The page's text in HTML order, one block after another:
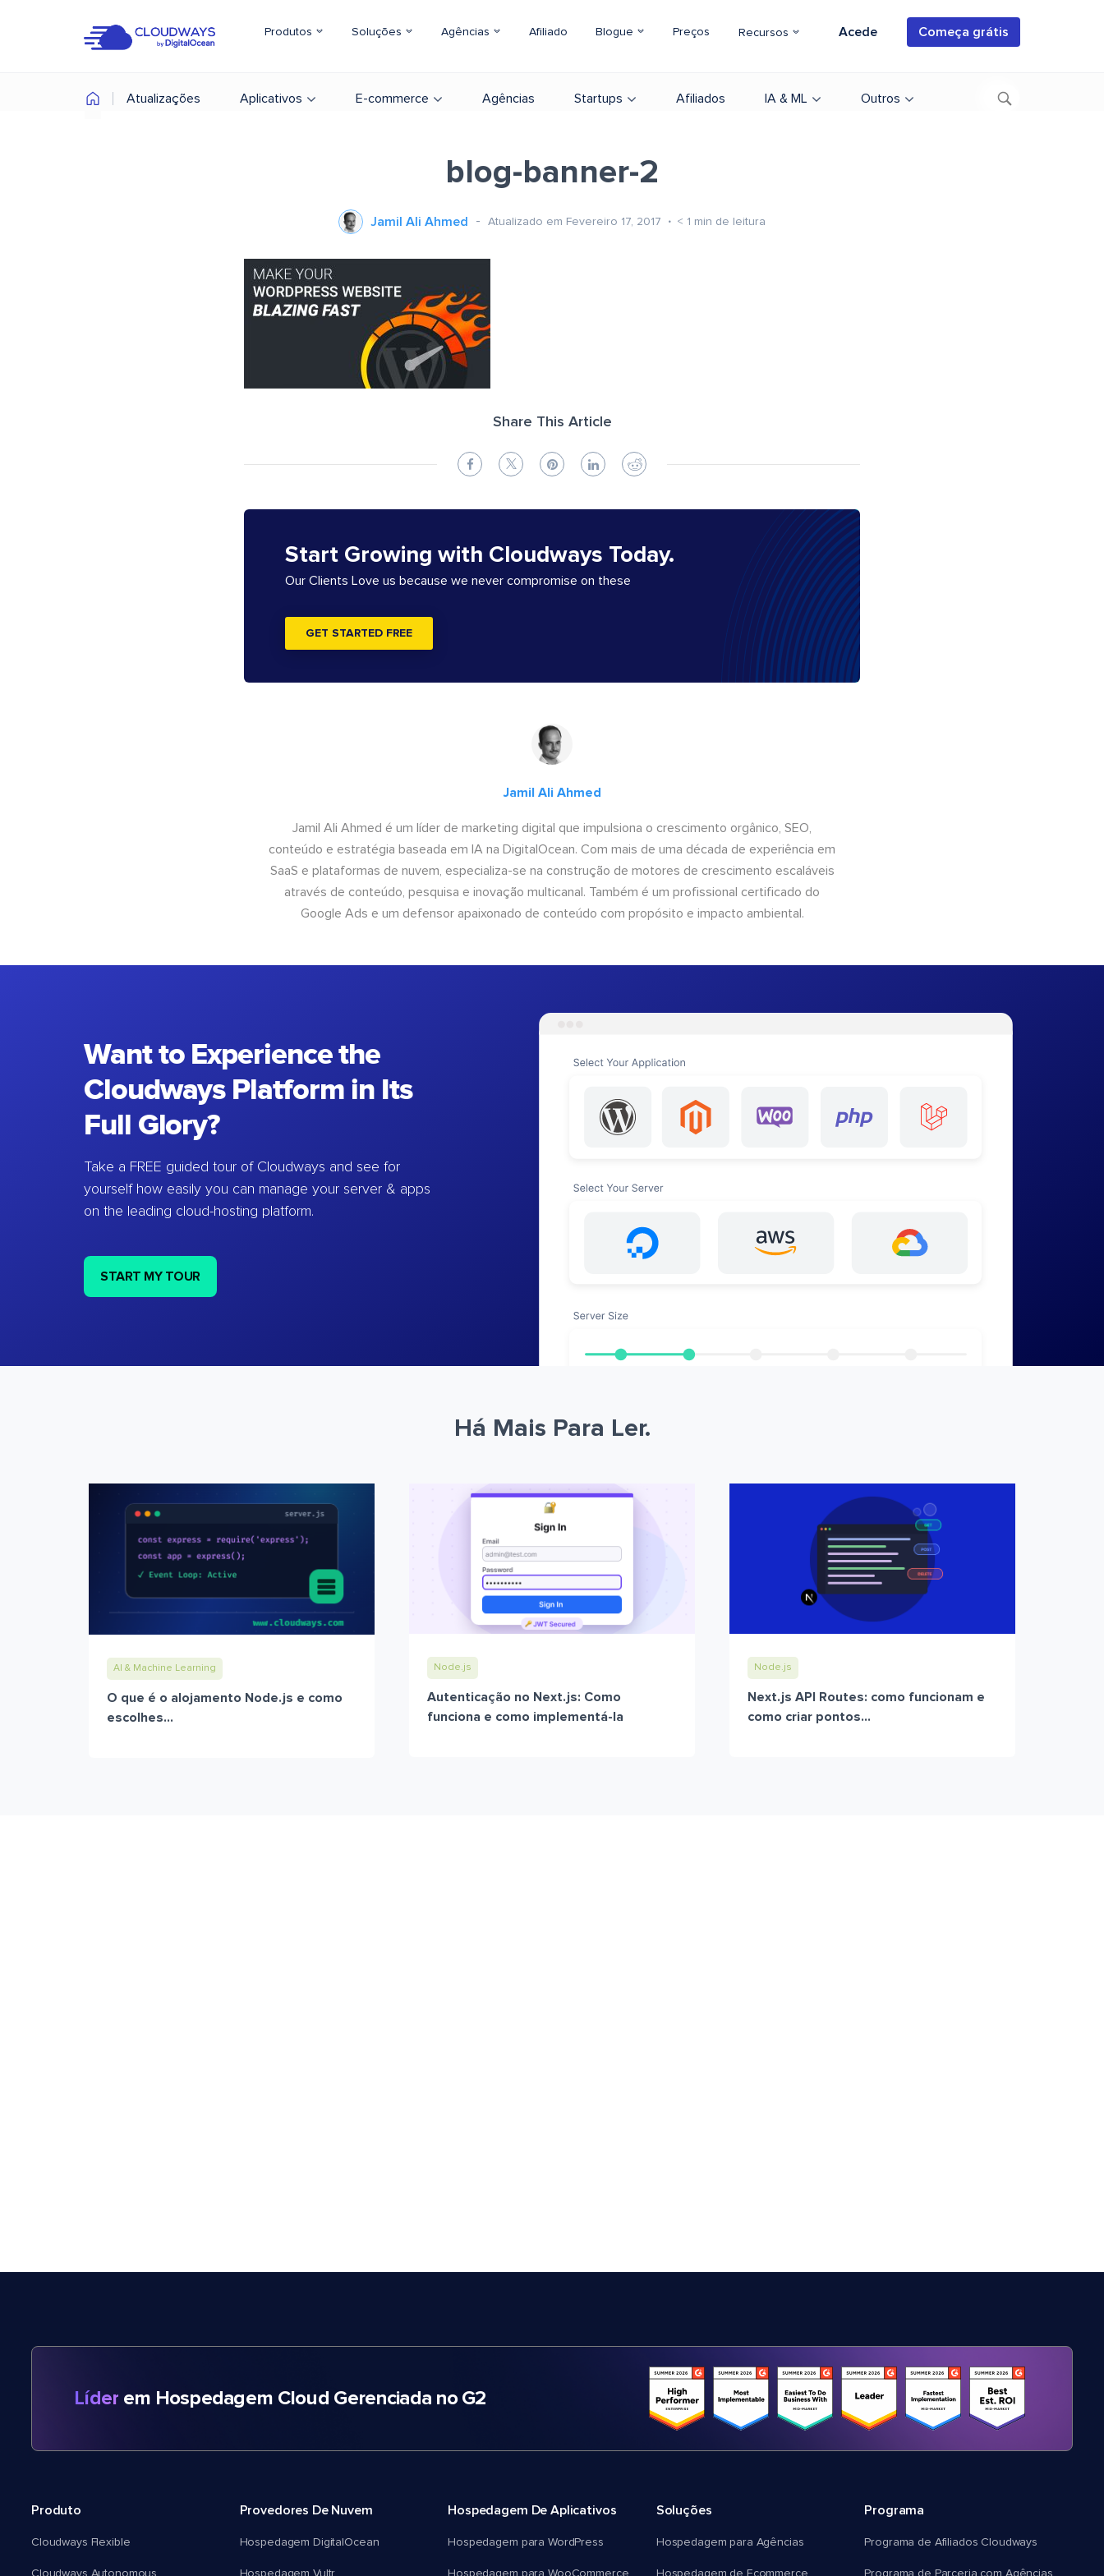
Produtos Soluções Agências Afiliado Blogue Preços Recursos Acede Começa grátis
Atualizações Aplicativos E-commerce Agências Startups Afiliados IA & ML Outros
blog-banner-2
Jamil Ali Ahmed Atualizado em Fevereiro 17, 2017 < 1 min de leitura
Share This Article
Start Growing with Cloudways Today.
Our Clients Love us because we never compromise on these
GET STARTED FREE
Jamil Ali Ahmed
Jamil Ali Ahmed é um líder de marketing digital que impulsiona o crescimento orgânico, SEO,
conteúdo e estratégia baseada em IA na DigitalOcean. Com mais de uma década de experiência em
SaaS e plataformas de nuvem, especializa-se na construção de motores de crescimento escaláveis
através de conteúdo, pesquisa e inovação multicanal. Também é um profissional certificado do
Google Ads e um defensor apaixonado de conteúdo com propósito e impacto ambiental.
Want to Experience the
Cloudways Platform in Its
Full Glory?
Take a FREE guided tour of Cloudways and see for
yourself how easily you can manage your server & apps
on the leading cloud-hosting platform.
START MY TOUR
Há Mais Para Ler.
AI & Machine Learning
O que é o alojamento Node.js e como
escolhes...
Node.js
Autenticação no Next.js: Como
funciona e como implementá-la
Node.js
Next.js API Routes: como funcionam e
como criar pontos...
Líder em Hospedagem Cloud Gerenciada no G2
Produto
Cloudways Flexible
Provedores De Nuvem
Hospedagem DigitalOcean
Hospedagem De Aplicativos
Hospedagem para WordPress
Soluções
Hospedagem para Agências
Programa
Programa de Afiliados Cloudways